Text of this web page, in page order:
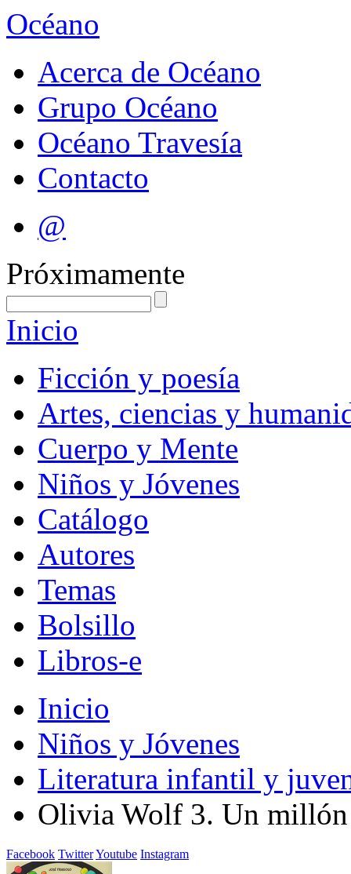
Océano
Acerca de Océano
Grupo Océano
Océano Travesía
Contacto
@
Próximamente
Inicio
Ficción y poesía
Artes, ciencias y
Cuerpo y Mente
Niños y Jóvenes
Catálogo
Autores
Temas
Bolsillo
Libros-e
Inicio
Niños y Jóvenes
Literatura infantil y
Olivia Wolf 3. Un
Facebook TwitterYoutube Instagram